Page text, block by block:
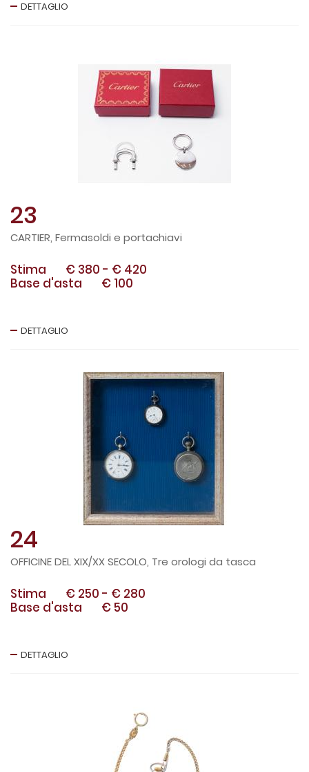
DETTAGLIO
23
CARTIER, Fermasoldi e portachiavi
Stima € 380 - € 420
Base d'asta
€ 100
DETTAGLIO
24
OFFICINE DEL XIX/XX SECOLO, Tre orologi da tasca
Stima € 250 - € 280
Base d'asta
€ 50
DETTAGLIO